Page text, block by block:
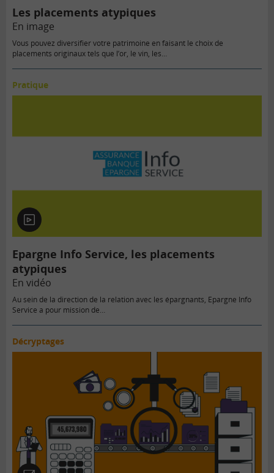
Les placements atypiques
En image
Vous pouvez diversifier votre patrimoine en faisant le choix de
placements originaux tels que l’or, le vin, les…
Pratique
En
vidéo
Epargne Info Service, les placements
atypiques
En vidéo
Au sein de la direction de la relation avec les épargnants, Epargne Info
Service a pour mission de…
Décryptages